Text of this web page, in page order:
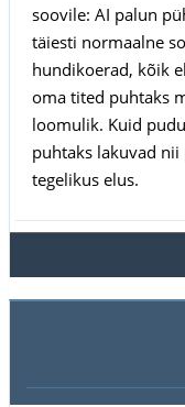
soovile: AI palun
täiesti normaalne
hundikoerad, kõik
oma tited puhtaks
loomulik. Kuid
puhtaks lakuvad nii
tegelikus elus.